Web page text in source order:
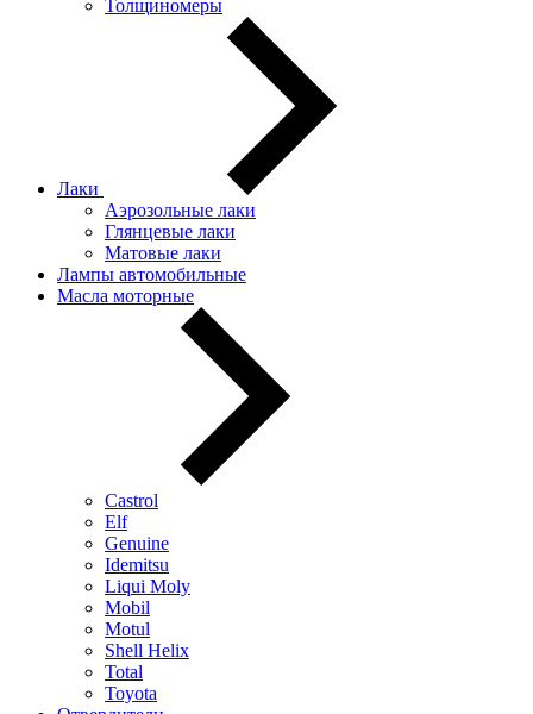
Толщиномеры
Лаки
Аэрозольные лаки
Глянцевые лаки
Матовые лаки
Лампы автомобильные
Масла моторные
Castrol
Elf
Genuine
Idemitsu
Liqui Moly
Mobil
Motul
Shell Helix
Total
Toyota